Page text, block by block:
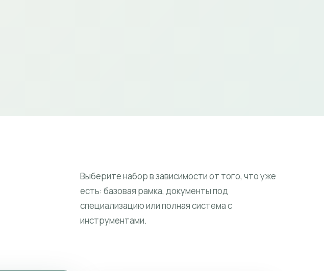
Выберите набор в зависимости от того, что уже
есть: базовая рамка, документы под
специализацию или полная система с
инструментами.